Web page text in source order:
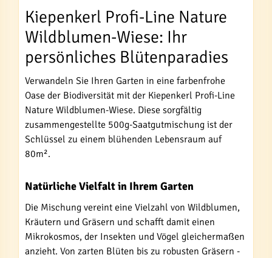
Kiepenkerl Profi-Line Nature
Wildblumen-Wiese: Ihr
persönliches Blütenparadies
Verwandeln Sie Ihren Garten in eine farbenfrohe
Oase der Biodiversität mit der Kiepenkerl Profi-Line
Nature Wildblumen-Wiese. Diese sorgfältig
zusammengestellte 500g-Saatgutmischung ist der
Schlüssel zu einem blühenden Lebensraum auf
80m².
Natürliche Vielfalt in Ihrem Garten
Die Mischung vereint eine Vielzahl von Wildblumen,
Kräutern und Gräsern und schafft damit einen
Mikrokosmos, der Insekten und Vögel gleichermaßen
anzieht. Von zarten Blüten bis zu robusten Gräsern -